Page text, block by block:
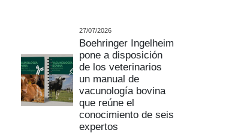
27/07/2026
Boehringer Ingelheim
pone a disposición
de los veterinarios
un manual de
vacunología bovina
que reúne el
conocimiento de seis
expertos